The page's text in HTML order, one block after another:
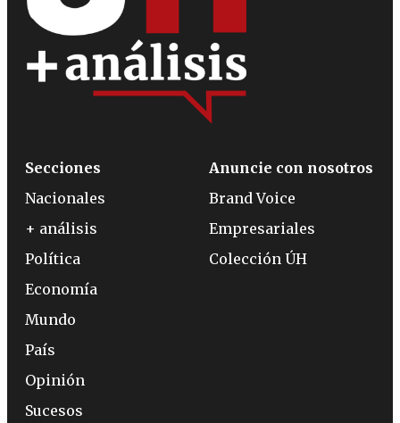
Secciones
Nacionales
+ análisis
Política
Economía
Mundo
País
Opinión
Sucesos
Anuncie con nosotros
Brand Voice
Empresariales
Colección ÚH